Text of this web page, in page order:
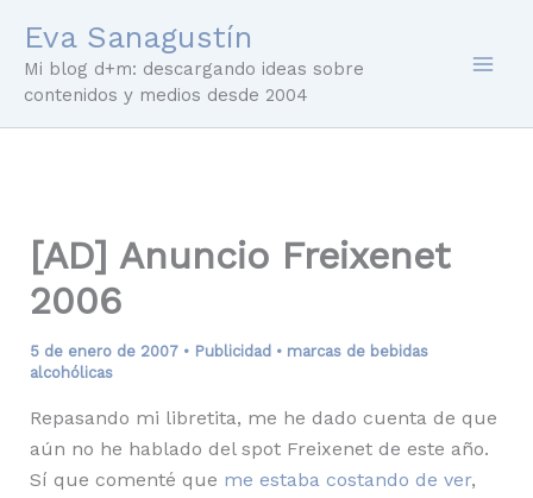
contenido
Eva Sanagustín
Mi blog d+m: descargando ideas sobre
contenidos y medios desde 2004
[AD] Anuncio Freixenet
2006
5 de enero de 2007 • Publicidad • marcas de bebidas
alcohólicas
Repasando mi libretita, me he dado cuenta de que
aún no he hablado del spot Freixenet de este año.
Sí que comenté que me estaba costando de ver,